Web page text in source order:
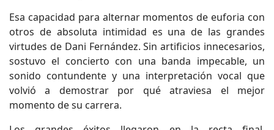
Esa capacidad para alternar momentos de euforia con
otros de absoluta intimidad es una de las grandes
virtudes de Dani Fernández. Sin artificios innecesarios,
sostuvo el concierto con una banda impecable, un
sonido contundente y una interpretación vocal que
volvió a demostrar por qué atraviesa el mejor
momento de su carrera.